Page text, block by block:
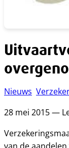
Nieuws
28 mei 2015 —